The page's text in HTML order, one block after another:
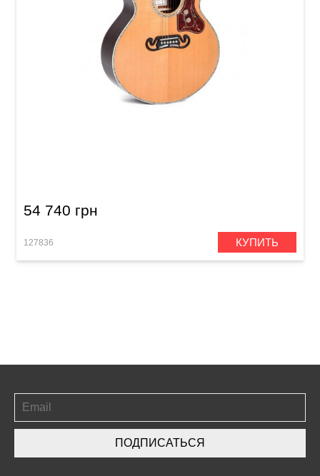
54 740 грн
127836 КУПИТЬ
ПОДПИСАТЬСЯ